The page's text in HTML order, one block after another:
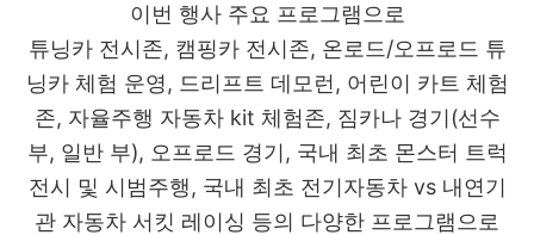
이번 행사 주요 프로그램으로
튜닝카 전시존, 캠핑카 전시존, 온로드/오프로드 튜
닝카 체험 운영, 드리프트 데모런, 어린이 카트 체험
존, 자율주행 자동차 kit 체험존, 짐카나 경기(선수
부, 일반 부), 오프로드 경기, 국내 최초 몬스터 트럭
전시 및 시범주행, 국내 최초 전기자동차 vs 내연기
관 자동차 서킷 레이싱 등의 다양한 프로그램으로